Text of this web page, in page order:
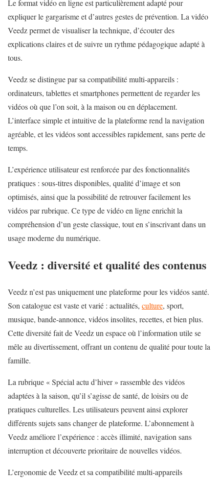
Le formatvidéo en ligneest particulièrement adapté pour
expliquer le gargarisme et d’autres gestes de prévention. La vidéo
Veedz permet de visualiser la technique, d’écouter des
explications claires et de suivre un rythme pédagogique adapté à
tous.
Veedz se distingue par sa compatibilité multi-appareils :
ordinateurs, tablettes et smartphones permettent de regarder les
vidéos où que l’on soit, à la maison ou en déplacement.
L’interface simple et intuitive de la plateforme rend la navigation
agréable, et les vidéos sont accessibles rapidement, sans perte de
temps.
L’expérience utilisateur est renforcée par des fonctionnalités
pratiques : sous-titres disponibles, qualité d’image et son
optimisés, ainsi que la possibilité de retrouver facilement les
vidéos par rubrique. Ce type de vidéo en ligne enrichit la
compréhension d’un geste classique, tout en s’inscrivant dans un
usage moderne du numérique.
Veedz : diversité et qualité des contenus
Veedz n’est pas uniquement une plateforme pour les vidéos santé.
Son catalogue est vaste et varié : actualités, culture, sport,
musique, bande-annonce, vidéos insolites, recettes, et bien plus.
Cette diversité fait de Veedz un espace où l’information utile se
mêle au divertissement, offrant un contenu de qualité pour toute la
famille.
La rubrique « Spécial actu d’hiver » rassemble des vidéos
adaptées à la saison, qu’il s’agisse de santé, de loisirs ou de
pratiques culturelles. Les utilisateurs peuvent ainsi explorer
différents sujets sans changer de plateforme. L’abonnement à
Veedz améliore l’expérience : accès illimité, navigation sans
interruption et découverte prioritaire de nouvelles vidéos.
L’ergonomie de Veedz et sa compatibilité multi-appareils